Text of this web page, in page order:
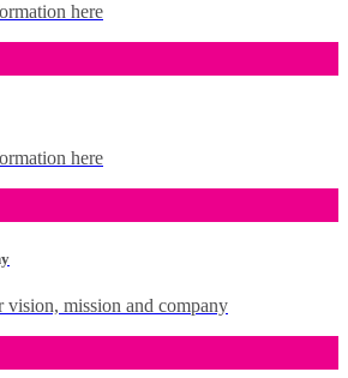
here
here
vision, mission and company